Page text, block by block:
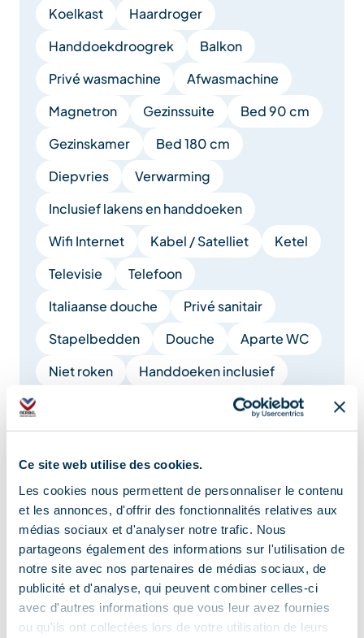
Ce site web utilise des cookies.
Les cookies nous permettent de personnaliser le contenu
et les annonces, d'offrir des fonctionnalités relatives aux
médias sociaux et d'analyser notre trafic. Nous
partageons également des informations sur l'utilisation de
notre site avec nos partenaires de médias sociaux, de
publicité et d'analyse, qui peuvent combiner celles-ci
avec d'autres informations que vous leur avez fournies
ou qu'ils ont collectées lors de votre utilisation de leurs
Koelkast
Haardroger
Handdoekdroogrek
Balkon
Privé wasmachine
Afwasmachine
Magnetron
Gezinssuite
Bed 90 cm
Gezinskamer
Bed 180 cm
Diepvries
Verwarming
Inclusief lakens en handdoeken
Wifi Internet
Kabel / Satelliet
Ketel
Televisie
Telefoon
Italiaanse douche
Privé sanitair
Stapelbedden
Douche
Aparte WC
Niet roken
Handdoeken inclusief
Stofzuiger
Bank
Babymateriaal
Haard / Houtkachel
Geluiddichte accommodatie
Meer tonen
Diensten